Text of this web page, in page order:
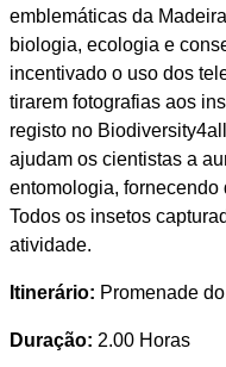
emblemáticas da
biologia, ecologia e
incentivado o uso dos
tirarem fotografias aos
registo no
ajudam os cientistas a
entomologia, fornecendo
Todos os insetos
atividade.
Itinerário: Promenade
Duração: 2.00 Horas